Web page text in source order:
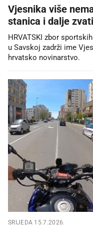
Vjesnika više
stanica i dalje
HRVATSKI zbor
u Savskoj zadrži ime
hrvatsko novinarstvo.
SRIJEDA 15.7.2026.